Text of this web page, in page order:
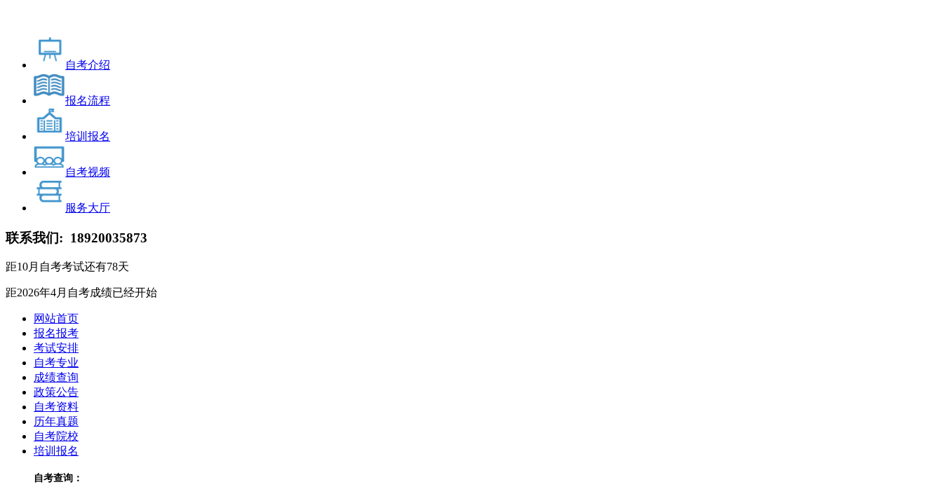
自考介绍
报名流程
培训报名
自考视频
服务大厅
联系我们: 18920035873
距10月自考考试还有78天
距2026年4月自考成绩已经开始
网站首页
报名报考
考试安排
自考专业
成绩查询
政策公告
自考资料
历年真题
自考院校
培训报名
自考查询：